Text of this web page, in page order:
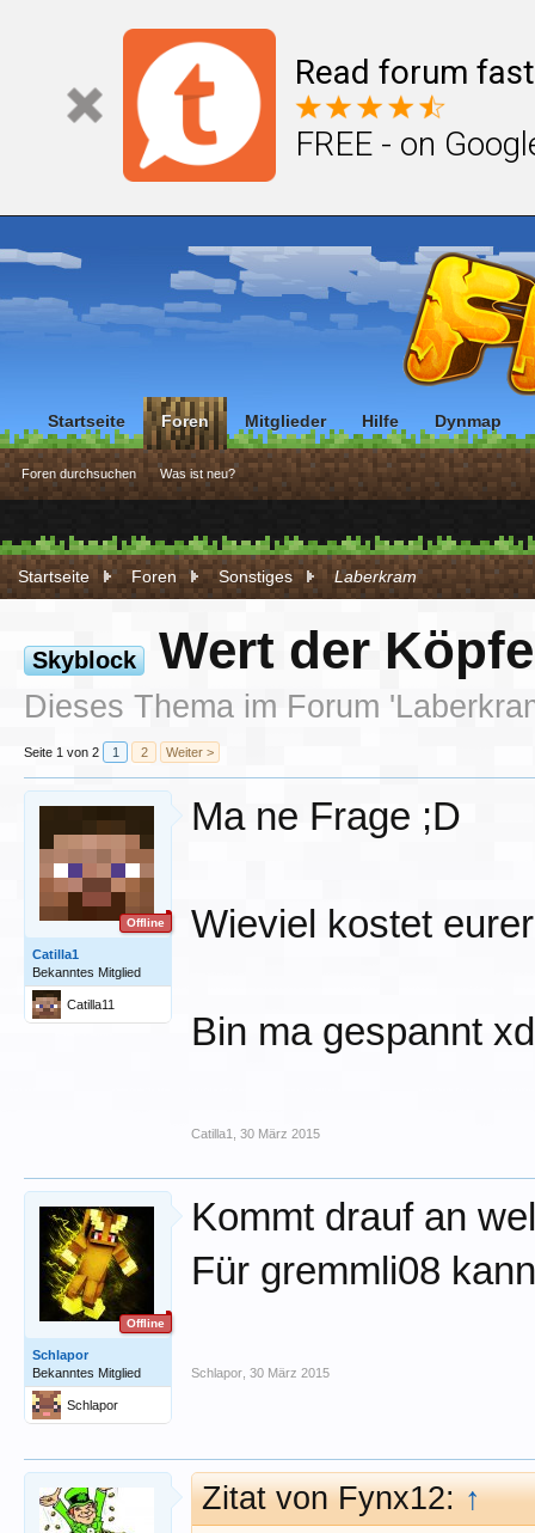
Read forum
FREE - on
Startseite Foren Sonstiges Laberkram
Skyblock Wert der
Dieses Thema im Forum '
Seite 1 von 2 1 2 Weiter >
Offline
Catilla1
Bekanntes Mitglied
Catilla11
Ma ne Frage ;D
Wieviel kostet
Bin ma gespannt xd
Catilla1 30 März 2015
Offline
Schlapor
Bekanntes Mitglied
Schlapor
Kommt drauf an
Für gremmli08
Schlapor 30 März 2015
Zitat von Fynx12:↑
Startseite Foren
Foren durchsuchen Was ist neu?
Mitglieder Hilfe Dynmap